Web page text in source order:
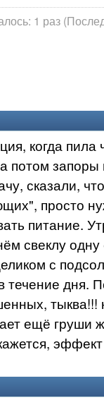
1 раз
когда пила
потом запоры
сказали,
просто
питание.
свеклу
с
течение дня.
тыква!!!
ещё груши